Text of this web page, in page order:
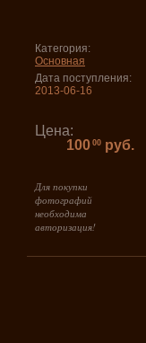
Категория:
Основная
Дата поступления:
2013-06-16
Цена:
100 00 руб.
Для покупки
фотографий
необходима
авторизация!